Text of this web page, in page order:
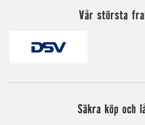
Vår största
Säkra köp och